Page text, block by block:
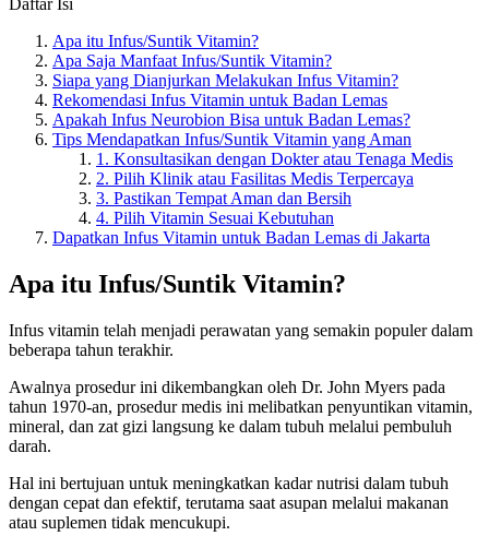
Apa itu Infus/Suntik Vitamin?
Apa Saja Manfaat Infus/Suntik Vitamin?
Siapa yang Dianjurkan Melakukan Infus Vitamin?
Rekomendasi Infus Vitamin untuk Badan Lemas
Apakah Infus Neurobion Bisa untuk Badan Lemas?
Tips Mendapatkan Infus/Suntik Vitamin yang Aman
1. Konsultasikan dengan Dokter atau Tenaga Medis
2. Pilih Klinik atau Fasilitas Medis Terpercaya
3. Pastikan Tempat Aman dan Bersih
4. Pilih Vitamin Sesuai Kebutuhan
Dapatkan Infus Vitamin untuk Badan Lemas di Jakarta
Apa itu Infus/Suntik Vitamin?
Infus vitamin telah menjadi perawatan yang semakin populer dalam
beberapa tahun terakhir.
Awalnya prosedur ini dikembangkan oleh Dr. John Myers pada
tahun 1970-an, prosedur medis ini melibatkan penyuntikan vitamin,
mineral, dan zat gizi langsung ke dalam tubuh melalui pembuluh
darah.
Hal ini bertujuan untuk meningkatkan kadar nutrisi dalam tubuh
dengan cepat dan efektif, terutama saat asupan melalui makanan
atau suplemen tidak mencukupi.